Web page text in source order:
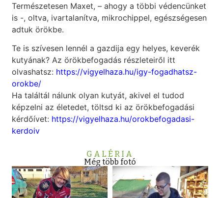
Természetesen Maxet, – ahogy a többi védencünket
is -, oltva, ivartalanítva, mikrochippel, egészségesen
adtuk örökbe.
Te is szívesen lennél a gazdija egy helyes, keverék
kutyának? Az örökbefogadás részleteiről itt
olvashatsz: https://vigyelhaza.hu/igy-fogadhatsz-
orokbe/
Ha találtál nálunk olyan kutyát, akivel el tudod
képzelni az életedet, töltsd ki az örökbefogadási
kérdőívet: https://vigyelhaza.hu/orokbefogadasi-
kerdoiv
GALÉRIA
Még több fotó